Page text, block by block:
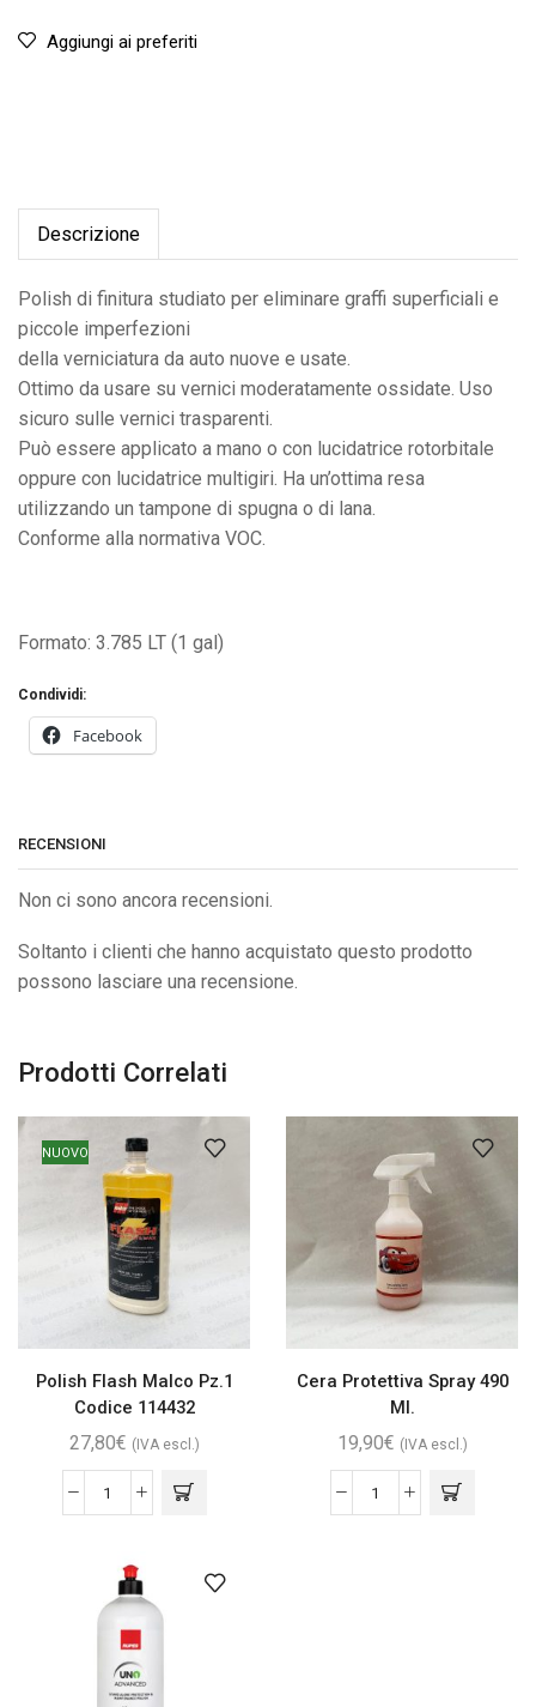
Aggiungi ai preferiti
Descrizione
Polish di finitura studiato per eliminare graffi superficiali e
piccole imperfezioni
della verniciatura da auto nuove e usate.
Ottimo da usare su vernici moderatamente ossidate. Uso
sicuro sulle vernici trasparenti.
Può essere applicato a mano o con lucidatrice rotorbitale
oppure con lucidatrice multigiri. Ha un’ottima resa
utilizzando un tampone di spugna o di lana.
Conforme alla normativa VOC.
Formato: 3.785 LT (1 gal)
Condividi:
Facebook
RECENSIONI
Non ci sono ancora recensioni.
Soltanto i clienti che hanno acquistato questo prodotto
possono lasciare una recensione.
Prodotti Correlati
NUOVO
Polish Flash Malco Pz.1
Codice 114432
27,80€ (IVA escl.)
Cera Protettiva Spray 490
Ml.
19,90€ (IVA escl.)